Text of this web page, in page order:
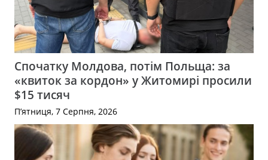
Спочатку Молдова, потім Польща: за
«квиток за кордон» у Житомирі просили
$15 тисяч
П’ятниця, 7 Серпня, 2026